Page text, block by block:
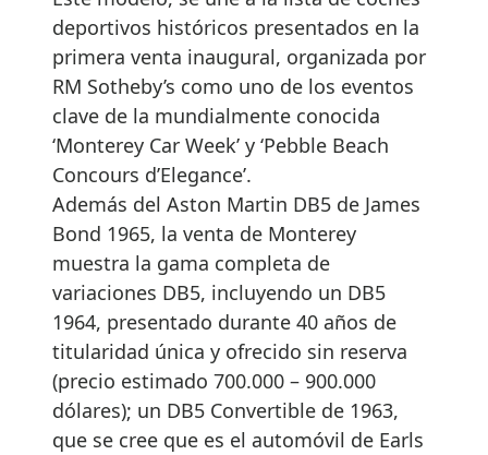
deportivos históricos presentados en la
primera venta inaugural, organizada por
RM Sotheby’s como uno de los eventos
clave de la mundialmente conocida
‘Monterey Car Week’ y ‘Pebble Beach
Concours d’Elegance’.
Además del Aston Martin DB5 de James
Bond 1965, la venta de Monterey
muestra la gama completa de
variaciones DB5, incluyendo un DB5
1964, presentado durante 40 años de
titularidad única y ofrecido sin reserva
(precio estimado 700.000 – 900.000
dólares); un DB5 Convertible de 1963,
que se cree que es el automóvil de Earls